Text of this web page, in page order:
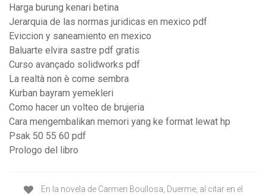
Harga burung kenari betina
Jerarquia de las normas juridicas en mexico pdf
Eviccion y saneamiento en mexico
Baluarte elvira sastre pdf gratis
Curso avançado solidworks pdf
La realtà non è come sembra
Kurban bayram yemekleri
Como hacer un volteo de brujeria
Cara mengembalikan memori yang ke format lewat hp
Psak 50 55 60 pdf
Prologo del libro
En la novela de Carmen Boullosa, Duerme, al citar en el